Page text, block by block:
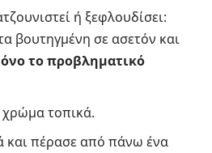
ή ξεφλουδίσει:
βουτηγμένη σε ασετόν και
το προβληματικό
τοπικά.
και πέρασε από πάνω ένα